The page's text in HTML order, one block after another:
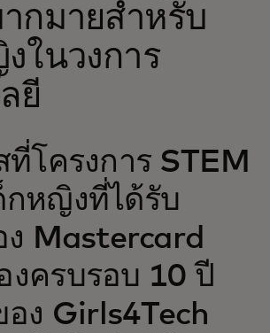
แนวโน้ม
ากมายสำหรับ
ในวงการ
ยี
ที่โครงการ STEM
กหญิงที่ได้รับ
ง Mastercard
งครบรอบ 10 ปี
อง Girls4Tech